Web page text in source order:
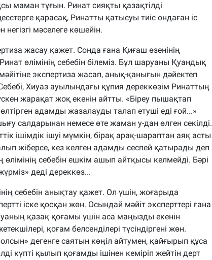
маман тұғын. Ринат сияқты қазақтілді
қарасақ, Ринатты қатысуы тиіс ондаған іс
мәселеге көшейін.
жасау қажет. Сонда ғана Қиғаш өзенінің
өлімінің себебін білеміз. Бұл шаруаны Қуандық
экспертиза жасап, анық-қанығын дәйектеп
Хиуаз ауылындағы құпия дереккөзім Ринаттың
жарақат жоқ екенін айтты. «Біреу пышақтап
адамды жазалауды талап етуші еді ғой...»
салдарынан немесе өте жаман у-дан өлген секілді.
ішімдік ішуі мүмкін, бірақ арақ-шараптан аяқ асты
жіберсе, кез келген адамды сеспей қатырады деп
себебін ешкім ашып айтқысы келмейді. Бәрі
деді дереккөз...
себебін анықтау қажет. Ол үшін, жоғарыда
іске қосқан жөн. Осындай мәйіт эксперттері ғана
қазақ қоғамы үшін аса маңызды екенін
қоғам белсенділері түсіндіргені жөн.
дегенге саятын көңіл айтумен, қайғырып құса
күпті қылып қоғамды ішінен кеміріп жейтін дерт